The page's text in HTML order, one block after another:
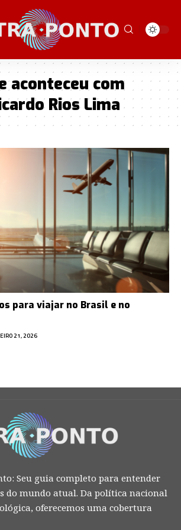
aconteceu com
Rios Lima
para viajar no Brasil e no
21, 2026
Seu guia completo para entender
do mundo atual. Da política nacional
oferecemos uma cobertura